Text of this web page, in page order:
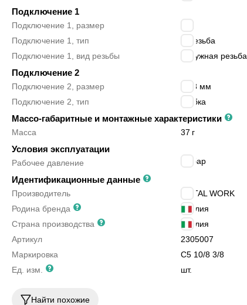
Подключение 1
Подключение 1, размер
Подключение 1, тип
R резьба
Подключение 1, вид резьбы
наружная резьба
Подключение 2
Подключение 2, размер
10/8 мм
Подключение 2, тип
трубка
Массо-габаритные и монтажные характеристики
Масса 37 г
Условия эксплуатации
Рабочее давление бар
Идентификационные данные
Производитель
METAL WORK
Родина бренда
Италия
Страна производства
Италия
Артикул
2305007
Маркировка
C5 10/8 3/8
Ед. изм.
шт.
Найти похожие